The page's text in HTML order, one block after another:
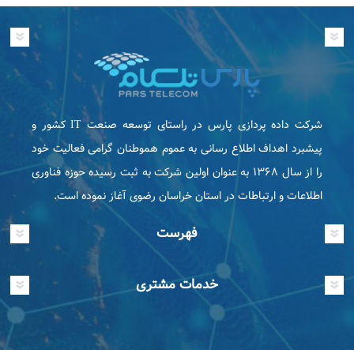
شرکت داده پردازی پارس در راستای توسعه صنعت IT كشور و
پیشبرد اهداف اطلاع رسانی به عموم هموطنان گرامی فعاليت خود
را از سال ۱۳۶۸ به عنوان اولین شرکت به ثبت رسیده حوزه فناوری
اطلاعات و ارتباطات در استان خراسان رضوی آغاز نموده است.
فهرست
خدمات مشتری